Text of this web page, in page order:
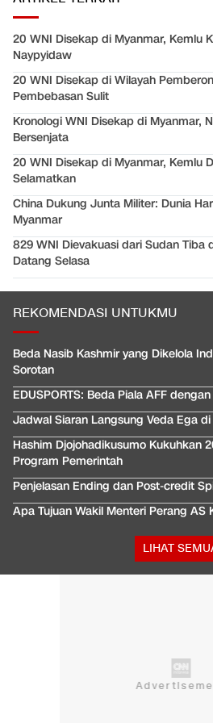
20 WNI Disekap di Myanmar, Kemlu
Naypyidaw
20 WNI Disekap di Wilayah
Pembebasan Sulit
Kronologi WNI Disekap di Myanmar,
Bersenjata
20 WNI Disekap di Myanmar, Kemlu
Selamatkan
China Dukung Junta Militer: Dunia
Myanmar
829 WNI Dievakuasi dari Sudan Tiba
Datang Selasa
REKOMENDASI UNTUKMU
Beda Nasib Kashmir yang Dikelola
Sorotan
EDUSPORTS: Beda Piala AFF
Jadwal Siaran Langsung Veda Ega
Hashim Djojohadikusumo Kukuhkan
Program Pemerintah
Penjelasan Ending dan Post-credit
Apa Tujuan Wakil Menteri Perang AS
LIHAT